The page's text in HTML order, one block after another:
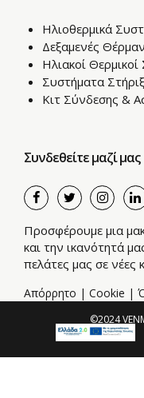
Ηλιοθερμικά
Δεξαμενές
Ηλιακοί Θερμικοί
Συστήματα
Κιτ Σύνδεσης &
Συνδεθείτε μαζί μας
Προσφέρουμε μια
και την ικανότητά
πελάτες μας σε νέες
Απόρρητο | Cookie |
©2024